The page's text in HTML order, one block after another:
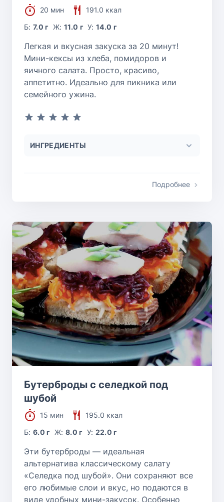
20 мин
191.0 ккал
Б:7.0 г Ж: 11.0 г У:14.0 г
Легкая и вкусная закуска за 20 минут!
Мини-кексы из хлеба, помидоров и
яичного салата. Просто, красиво,
аппетитно. Идеально для пикника или
семейного ужина.
ИНГРЕДИЕНТЫ
Подробнее
Бутерброды с селедкой под
шубой
15 мин
195.0 ккал
Б:6.0 г Ж: 8.0 г У: 22.0 г
Эти бутерброды — идеальная
альтернатива классическому салату
«Селедка под шубой». Они сохраняют все
его любимые слои и вкус, но подаются в
виде удобных мини-закусок. Особенно